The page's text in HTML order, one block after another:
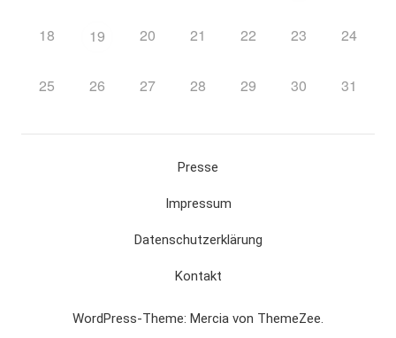
18 19 20 21 22 23 24
25 26 27 28 29 30 31
Presse
Impressum
Datenschutzerklärung
Kontakt
WordPress-Theme: Mercia von ThemeZee.